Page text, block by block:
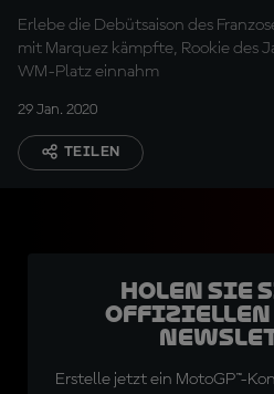
Erlebe die Debütsaison des
mit Marquez kämpfte, Rookie des
WM-Platz einnahm
29 Jan. 2020
TEILEN
Holen Sie
offiziellen
Erstelle jetzt ein MotoGP™-